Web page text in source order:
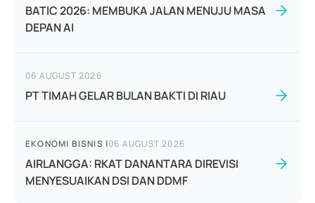
BATIC 2026: MEMBUKA JALAN MENUJU MASA
DEPAN AI
06 AUGUST 2026
PT TIMAH GELAR BULAN BAKTI DI RIAU
EKONOMI BISNIS |06 AUGUST 2026
AIRLANGGA: RKAT DANANTARA DIREVISI
MENYESUAIKAN DSI DAN DDMF